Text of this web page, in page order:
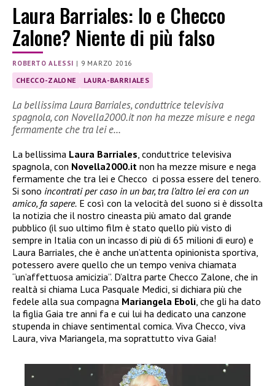
Laura Barriales: Io e Checco
Zalone? Niente di più falso
ROBERTO ALESSI | 9 MARZO 2016
CHECCO-ZALONE LAURA-BARRIALES
La bellissima Laura Barriales, conduttrice televisiva
spagnola, con Novella2000.it non ha mezze misure e nega
fermamente che tra lei e…
La bellissima Laura Barriales , conduttrice televisiva
spagnola, con Novella2000.it non ha mezze misure e nega
fermamente che tra lei e Checco ci possa essere del tenero.
Si sono incontrati per caso in un bar, tra l’altro lei era con un
amico, fa sapere. E così con la velocità del suono si è dissolta
la notizia che il nostro cineasta più amato dal grande
pubblico (il suo ultimo film è stato quello più visto di
sempre in Italia con un incasso di più di 65 milioni di euro) e
Laura Barriales, che è anche un’attenta opinionista sportiva,
potessero avere quello che un tempo veniva chiamata
“un’affettuosa amicizia”. D’altra parte Checco Zalone, che in
realtà si chiama Luca Pasquale Medici, si dichiara più che
fedele alla sua compagna Mariangela Eboli , che gli ha dato
la figlia Gaia tre anni fa e cui lui ha dedicato una canzone
stupenda in chiave sentimental comica. Viva Checco, viva
Laura, viva Mariangela, ma soprattutto viva Gaia!